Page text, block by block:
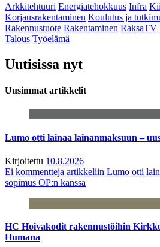
Arkkitehtuuri Energiatehokkuus Infra
Korjausrakentaminen Koulutus ja
Rakennustuote Rakentaminen RaksaTV
Talous Työelämä
Uutisissa nyt
Uusimmat artikkelit
Lumo otti lainaa lainanmaksuun –
Kirjoitettu 10.8.2026
Ei kommentteja artikkeliin Lumo otti
sopimus OP:n kanssa
HC Hoivakodit rakennustöihin
Humana